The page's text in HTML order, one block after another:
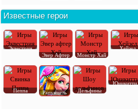
Известные герои
Эквестрия
Эвер Афтер
Монстр Хай
Хейзел
Пеппа Рапунцель Дельфины
Юникитти